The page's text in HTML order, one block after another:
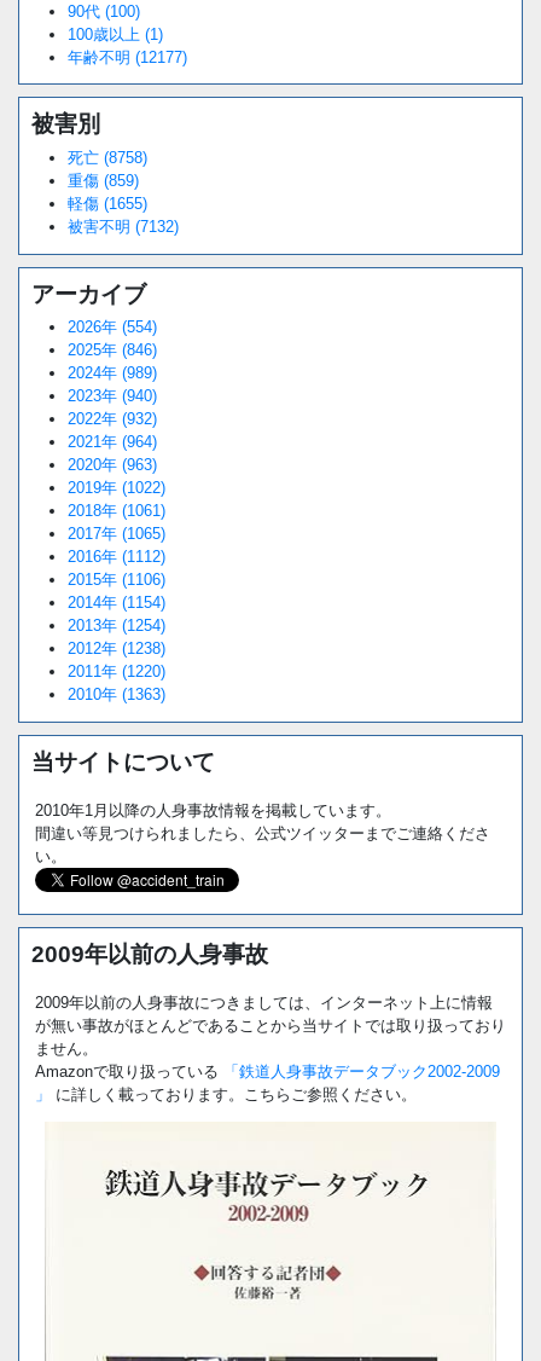
90代 (100)
100歳以上 (1)
年齢不明 (12177)
被害別
死亡 (8758)
重傷 (859)
軽傷 (1655)
被害不明 (7132)
アーカイブ
2026年 (554)
2025年 (846)
2024年 (989)
2023年 (940)
2022年 (932)
2021年 (964)
2020年 (963)
2019年 (1022)
2018年 (1061)
2017年 (1065)
2016年 (1112)
2015年 (1106)
2014年 (1154)
2013年 (1254)
2012年 (1238)
2011年 (1220)
2010年 (1363)
当サイトについて
2010年1月以降の人身事故情報を掲載しています。
間違い等見つけられましたら、公式ツイッターまでご連絡くださ
い。
2009年以前の人身事故
2009年以前の人身事故につきましては、インターネット上に情報
が無い事故がほとんどであることから当サイトでは取り扱っており
ません。
Amazonで取り扱っている
「鉄道人身事故データブック2002-2009
」
に詳しく載っております。こちらご参照ください。